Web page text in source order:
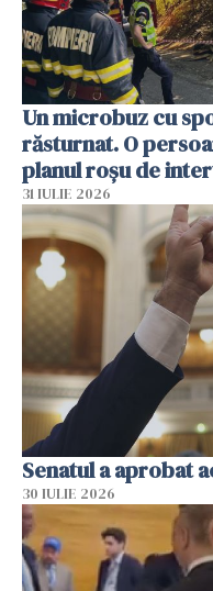
Un microbuz cu
răsturnat. O
planul roșu de
31 IULIE 2026
Senatul a aprobat
30 IULIE 2026